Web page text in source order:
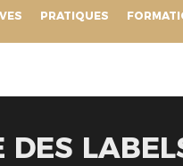
PRATIQUES
DES